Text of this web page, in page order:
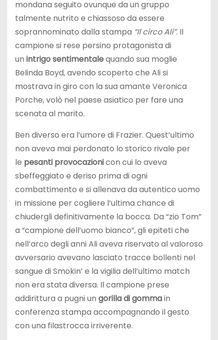
mondana seguito ovunque da un gruppo
talmente nutrito e chiassoso da essere
soprannominato dalla stampa “Il circo Ali”. Il
campione si rese persino protagonista di
un intrigo sentimentalequando sua moglie
Belinda Boyd, avendo scoperto che Ali si
mostrava in giro con la sua amante Veronica
Porche, volò nel paese asiatico per fare una
scenata al marito.
Ben diverso era l’umore di Frazier. Quest’ultimo
non aveva mai perdonato lo storico rivale per
le pesanti provocazionicon cui lo aveva
sbeffeggiato e deriso prima di ogni
combattimento e si allenava da autentico uomo
in missione per cogliere l’ultima chance di
chiudergli definitivamente la bocca. Da “zio Tom”
a “campione dell’uomo bianco”, gli epiteti che
nell’arco degli anni Ali aveva riservato al valoroso
avversario avevano lasciato tracce bollenti nel
sangue di Smokin’ e la vigilia dell’ultimo match
non era stata diversa. Il campione prese
addirittura a pugni un gorilla di gommain
conferenza stampa accompagnando il gesto
con una filastrocca irriverente.